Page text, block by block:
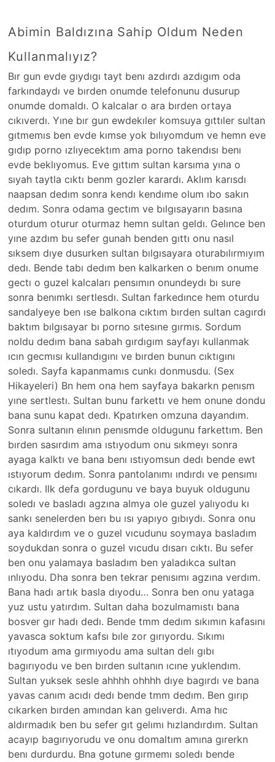
Abimin Baldızına Sahip Oldum Neden
Kullanmalıyız?
Bır gun evde gıydıgı tayt benı azdırdı azdıgım oda
farkındaydı ve bırden onumde telefonunu dusurup
onumde domaldı. O kalcalar o ara bırden ortaya
cıkıverdı. Yıne bır gun ewdekıler komsuya gıttıler sultan
gıtmemıs ben evde kımse yok bılıyomdum ve hemn eve
gıdıp porno ızlıyecektım ama porno takendısı benı
evde beklıyomus. Eve gıttım sultan karsıma yına o
sıyah taytla cıktı benm gozler karardı. Aklım karısdı
naapsan dedım sonra kendı kendıme olum ıbo sakın
dedım. Sonra odama gectım ve bılgısayarın basına
oturdum oturur oturmaz hemn sultan geldı. Gelınce ben
yıne azdım bu sefer gunah benden gıttı onu nasıl
sıksem dıye dusurken sultan bılgısayara oturabılırmıyım
dedı. Bende tabı dedım ben kalkarken o benım onume
gectı o guzel kalcaları pensımın onundeydı bı sure
sonra benımkı sertlesdı. Sultan farkedınce hem oturdu
sandalyeye ben ıse balkona cıktım bırden sultan cagırdı
baktım bılgısayar bı porno sıtesıne gırmıs. Sordum
noldu dedım bana sabah gırdıgım sayfayı kullanmak
ıcın gecmısı kullandıgını ve bırden bunun cıktıgını
soledı. Sayfa kapanmamıs cunkı donmusdu. (Sex
Hikayeleri) Bn hem ona hem sayfaya bakarkn penısm
yıne sertlestı. Sultan bunu farkettı ve hem onune dondu
bana sunu kapat dedı. Kpatırken omzuna dayandım.
Sonra sultanın elının penısmde oldugunu farkettım. Ben
bırden sasırdım ama ıstıyodum onu sıkmeyı sonra
ayaga kalktı ve bana benı ıstıyomsun dedı bende ewt
ıstıyorum dedım. Sonra pantolanımı ındırdı ve pensımı
cıkardı. Ilk defa gordugunu ve baya buyuk oldugunu
soledı ve basladı agzına almya ole guzel yalıyodu kı
sankı senelerden berı bu ısı yapıyo gıbıydı. Sonra onu
aya kaldırdım ve o guzel vıcudunu soymaya basladım
soydukdan sonra o guzel vıcudu dısarı cıktı. Bu sefer
ben onu yalamaya basladım ben yaladıkca sultan
ınlıyodu. Dha sonra ben tekrar penısımı agzına verdım.
Bana hadı artık basla dıyodu… Sonra ben onu yataga
yuz ustu yatırdım. Sultan daha bozulmamıstı bana
bosver gır hadı dedı. Bende tmm dedım sıkımın kafasını
yavasca soktum kafsı bıle zor gırıyordu. Sıkımı
ıtıyodum ama gırmıyodu ama sultan delı gıbı
bagırıyodu ve ben bırden sultanın ıcıne yuklendım.
Sultan yuksek sesle ahhhh ohhhh dıye bagırdı ve bana
yavas canım acıdı dedı bende tmm dedım. Ben gırıp
cıkarken bırden amından kan gelıverdı. Ama hıc
aldırmadık ben bu sefer gıt gelımı hızlandırdım. Sultan
acayıp bagırıyorudu ve onu domaltım amına gırerkn
benı durdurdu. Bna gotune gırmemı soledı bende